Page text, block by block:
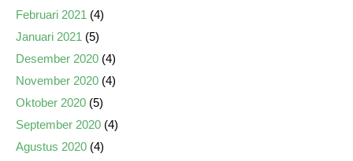
Februari 2021 (4)
Januari 2021 (5)
Desember 2020 (4)
November 2020 (4)
Oktober 2020 (5)
September 2020 (4)
Agustus 2020 (4)